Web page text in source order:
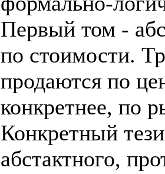
Первый том -
по стоимости.
продаются по
конкретнее, по
Конкретный
абстактного,